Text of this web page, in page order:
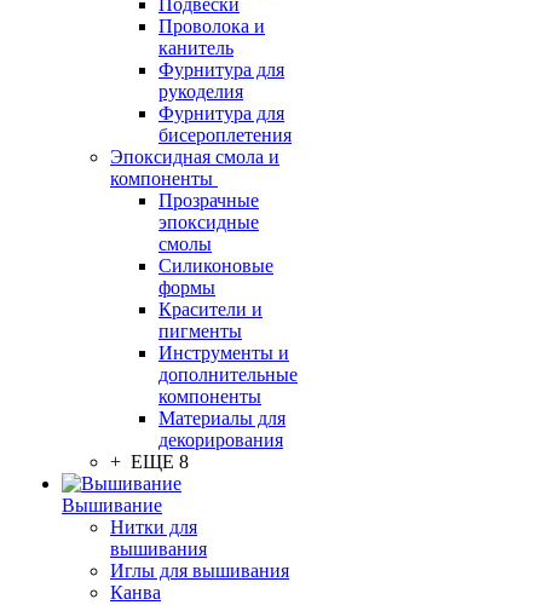
Подвески
Проволока и
канитель
Фурнитура для
рукоделия
Фурнитура для
бисероплетения
Эпоксидная смола и
компоненты
Прозрачные
эпоксидные
смолы
Силиконовые
формы
Красители и
пигменты
Инструменты и
дополнительные
компоненты
Материалы для
декорирования
+ ЕЩЕ 8
Вышивание
Нитки для
вышивания
Иглы для вышивания
Канва